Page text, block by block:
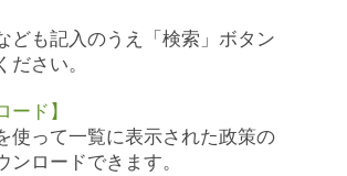
ども記入のうえ「検索」ボタン
ださい。
ード】
使って一覧に表示された政策の
ンロードできます。